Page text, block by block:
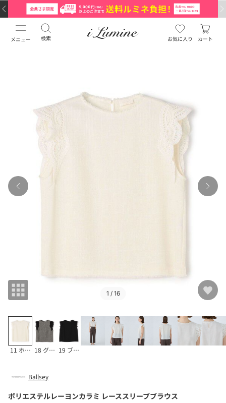
メニュー 検索 お気に入り カート
1 / 16
11 ホワイト18 グレー系19 ブラック
Ballsey
ポリエステルレーヨンカラミ レーススリーブブラウス